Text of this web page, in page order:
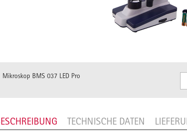
Mikroskop BMS 037 LED Pro
TECHNISCHE DATEN